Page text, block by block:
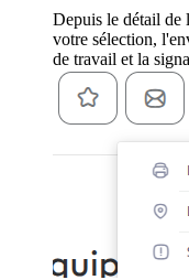
Depuis le détail de
votre sélection,
de travail et la